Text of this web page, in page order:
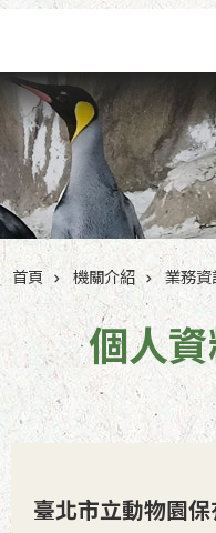
首頁 機關介紹 業務資
個人
臺北市立動物園